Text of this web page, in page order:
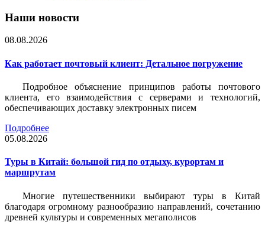
Наши новости
08.08.2026
Как работает почтовый клиент: Детальное погружение
Подробное объяснение принципов работы почтового
клиента, его взаимодействия с серверами и технологий,
обеспечивающих доставку электронных писем
Подробнее
05.08.2026
Туры в Китай: большой гид по отдыху, курортам и
маршрутам
Многие путешественники выбирают туры в Китай
благодаря огромному разнообразию направлений, сочетанию
древней культуры и современных мегаполисов